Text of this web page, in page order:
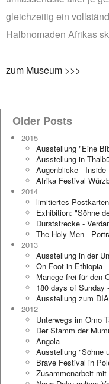
gleichzeitig ein
Halbnomaden Afrikas
zum Museum >>>
Older Posts
2015
Ausstellung "Eine
Ausstellung in
Augenblicke - Inside
Afrika Festival
2014
limitiertes
Exhibition: "Söhne
Durststrecke -
The Holy Men -
2013
Ausstellung in der
On Foot in Ethiopia
Manege frei für den
180 days of Sunday
Ausstellung zum
2012
Unterwegs im Omo
Der Stamm der
Angola
Ausstellung "Söhne
Brave Festival in
Zusammenarbeit